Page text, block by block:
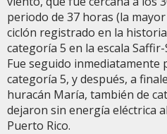
periodo de 37 horas (la
ciclón registrado en la
categoría 5 en la escala
Fue seguido inmediatamente
categoría 5, y después, a
huracán María, también de
dejaron sin energía eléctrica
Puerto Rico.